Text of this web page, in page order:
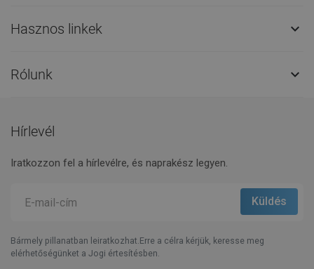
Hasznos linkek 
Rólunk 
Hírlevél
Iratkozzon fel a hírlevélre, és naprakész legyen.
Bármely pillanatban leiratkozhat.Erre a célra kérjük, keresse meg
elérhetőségünket a Jogi értesítésben.